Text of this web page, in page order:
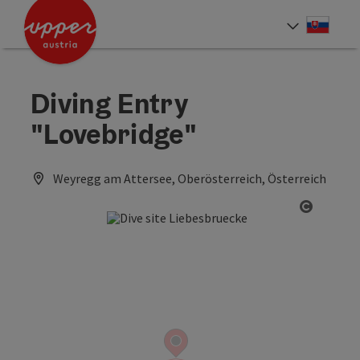
Accesskey
Accesskey
Diving Entry
"Lovebridge"
Weyregg am Attersee, Oberösterreich, Österreich